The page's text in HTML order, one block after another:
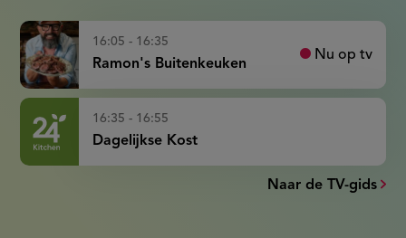
16:05 - 16:35
Ramon's Buitenkeuken
Nu op tv
16:35 - 16:55
Dagelijkse Kost
Naar de TV-gids